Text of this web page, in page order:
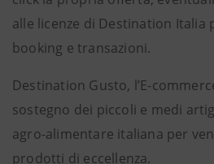
alle licenze di Destination Italia
booking e transazioni.
Destination Gusto, l’E-
sostegno dei piccoli e medi
agro-alimentare italiana per
prodotti di eccellenza.